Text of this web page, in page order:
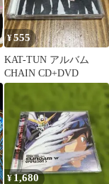
¥555
KAT-TUN アルバム
CHAIN CD+DVD
¥1,680